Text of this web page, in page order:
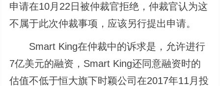
申请在10月22日被仲裁官拒绝，仲裁官认为这
不属于此次仲裁事项，应该另行提出申请。
Smart King在仲裁中的诉求是，允许进行
7亿美元的融资，Smart King还同意融资时的
估值不低于恒大旗下时颖公司在2017年11月投